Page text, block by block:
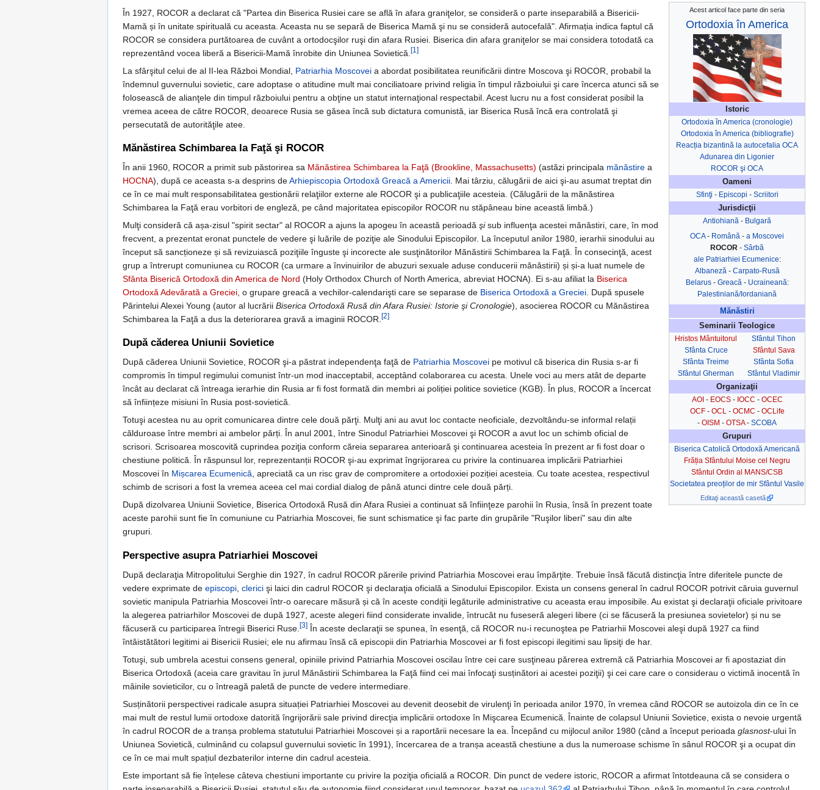
Acest articol face parte din seria
Ortodoxia în America
Istoric
Ortodoxia în America (cronologie)
Ortodoxia în America (bibliografie)
Reacția bizantină la autocefalia OCA
Adunarea din Ligonier
ROCOR şi OCA
Oameni
Sfinţi - Episcopi - Scriitori
Jurisdicţii
Antiohiană - Bulgară
OCA- Română - a Moscovei
ROCOR - Sârbă
ale Patriarhiei Ecumenice:
Albaneză - Carpato-Rusă
Belarus- Greacă - Ucraineană:
Palestiniană/Iordaniană
Mănăstiri
Seminarii Teologice
Hristos Mântuitorul
Sfânta Cruce
Sfânta Treime
Sfântul Gherman
Sfântul Tihon
Sfântul Sava
Sfânta Sofia
Sfântul Vladimir
Organizaţii
AOI- EOCS- IOCC - OCEC
OCF- OCL - OCMC - OCLife
- OISM - OTSA- SCOBA
Grupuri
Biserica Catolică Ortodoxă Americană
Frăția Sfântului Moise cel Negru
Sfântul Ordin al MANS/CSB
Societatea preoților de mir Sfântul Vasile
Editaţi această casetă
În 1927, ROCOR a declarat că "Partea din Biserica Rusiei care se află în afara graniţelor, se consideră o parte inseparabilă a Bisericii-
Mamă și în unitate spirituală cu aceasta. Aceasta nu se separă de Biserica Mamă şi nu se consideră autocefală". Afirmația indica faptul că
ROCOR se considera purtătoarea de cuvânt a ortodocşilor ruşi din afara Rusiei. Biserica din afara graniţelor se mai considera totodată ca
reprezentând vocea liberă a Bisericii-Mamă înrobite din Uniunea Sovietică. [1]
La sfârşitul celui de al II-lea Război Mondial, Patriarhia Moscovei a abordat posibilitatea reunificării dintre Moscova şi ROCOR, probabil la
îndemnul guvernului sovietic, care adoptase o atitudine mult mai conciliatoare privind religia în timpul războiului şi care încerca atunci să se
folosească de alianţele din timpul războiului pentru a obţine un statut internaţional respectabil. Acest lucru nu a fost considerat posibil la
vremea aceea de către ROCOR, deoarece Rusia se găsea încă sub dictatura comunistă, iar Biserica Rusă încă era controlată şi
persecutată de autorităţile atee.
Mănăstirea Schimbarea la Faţă şi ROCOR
În anii 1960, ROCOR a primit sub păstorirea sa Mănăstirea Schimbarea la Faţă (Brookline, Massachusetts) (astăzi principala mănăstire a
HOCNA), după ce aceasta s-a desprins deArhiepiscopia Ortodoxă Greacă a Americii . Mai târziu, călugării de aici şi-au asumat treptat din
ce în ce mai mult responsabilitatea gestionării relaţiilor externe ale ROCOR şi a publicaţiile acesteia. (Călugării de la mănăstirea
Schimbarea la Faţă erau vorbitori de engleză, pe când majoritatea episcopilor ROCOR nu stăpâneau bine această limbă.)
Mulţi consideră că așa-zisul "spirit sectar" al ROCOR a ajuns la apogeu în această perioadă şisub influenţa acestei mănăstiri, care, în mod
frecvent, a prezentat eronat punctele de vedere şi luările de poziţie ale Sinodului Episcopilor. La începutul anilor 1980, ierarhii sinodului au
început să sancționeze și să revizuiască poziţiile înguste şi incorecte ale susţinătorilor Mănăstirii Schimbarea la Faţă. În consecinţă, acest
grup a întrerupt comuniunea cu ROCOR (ca urmare a învinuirilor de abuzuri sexuale aduse conducerii mănăstirii) și și-a luat numele de
Sfânta Biserică Ortodoxă din America de Nord (Holy Orthodox Church of North America, abreviat HOCNA). Ei s-au afiliat la Biserica
Ortodoxă Adevărată a Greciei , o grupare greacă a vechilor-calendarişti care se separase de Biserica Ortodoxă a Greciei . După spusele
Părintelui Alexei Young (autor al lucrării Biserica Ortodoxă Rusă din Afara Rusiei: Istorie şi Cronologie), asocierea ROCOR cu Mănăstirea
Schimbarea la Faţă a dus la deteriorarea gravă a imaginii ROCOR. [2]
După căderea Uniunii Sovietice
După căderea Uniunii Sovietice, ROCOR şi-a păstrat independenţa faţă de Patriarhia Moscovei pe motivul că biserica din Rusia s-ar fi
compromis în timpul regimului comunist într-un mod inacceptabil, acceptând colaborarea cu acesta. Unele voci au mers atât de departe
încât au declarat că întreaga ierarhie din Rusia ar fi fost formată din membri ai poliției politice sovietice (KGB). În plus, ROCOR a încercat
să înființeze misiuni în Rusia post-sovietică.
Totuşi acestea nu au oprit comunicarea dintre cele două părţi. Mulţi ani au avut loc contacte neoficiale, dezvoltându-se informal relații
călduroase între membri ai ambelor părți. În anul 2001, între Sinodul Patriarhiei Moscovei şi ROCOR a avut loc un schimb oficial de
scrisori. Scrisoarea moscovită cuprindea poziţia conform căreia separarea anterioară şi continuarea acesteia în prezent ar fi fost doar o
chestiune politică. În răspunsul lor, reprezentanții ROCOR şi-au exprimat îngrijorarea cu privire la continuarea implicării Patriarhiei
Moscovei în Mișcarea Ecumenică, apreciată ca un risc grav de compromitere a ortodoxiei poziției acesteia. Cu toate acestea, respectivul
schimb de scrisori a fost la vremea aceea cel mai cordial dialog de până atunci dintre cele două părți.
După dizolvarea Uniunii Sovietice, Biserica Ortodoxă Rusă din Afara Rusiei a continuat să înfiinţeze parohii în Rusia, însă în prezent toate
aceste parohii sunt fie în comuniune cu Patriarhia Moscovei, fie sunt schismatice şi fac parte din grupările "Ruşilor liberi" sau din alte
grupuri.
Perspective asupra Patriarhiei Moscovei
După declaraţia Mitropolitului Serghie din 1927, în cadrul ROCOR părerile privind Patriarhia Moscovei erau împărţite. Trebuie însă făcută distincţia între diferitele puncte de
vedere exprimate de episcopi clerici şi laici din cadrul ROCOR şi declaraţia oficială a Sinodului Episcopilor. Exista un consens general în cadrul ROCOR potrivit căruia guvernul
sovietic manipula Patriarhia Moscovei într-o oarecare măsură și că în aceste condiţii legăturile administrative cu aceasta erau imposibile. Au existat şi declaraţii oficiale privitoare
la alegerea patriarhilor Moscovei de după 1927, aceste alegeri fiind considerate invalide, întrucât nu fuseseră alegeri libere (ci se făcuseră la presiunea sovietelor) și nu se
făcuseră cu participarea întregii Biserici Ruse. [3] În aceste declaraţii se spunea, în esenţă, că ROCOR nu-i recunoştea pe Patriarhii Moscovei aleşi după 1927 ca fiind
întâistătători legitimi ai Bisericii Rusiei; ele nu afirmau însă că episcopii din Patriarhia Moscovei ar fi fost episcopi ilegitimi sau lipsiţi de har.
Totuşi, sub umbrela acestui consens general, opiniile privind Patriarhia Moscovei oscilau între cei care susţineau părerea extremă că Patriarhia Moscovei ar fi apostaziat din
Biserica Ortodoxă (aceia care gravitau în jurul Mănăstirii Schimbarea la Faţă fiind cei mai înfocaţi susținători ai acestei poziţii) şi cei care care o considerau o victimă inocentă în
mâinile sovieticilor, cu o întreagă paletă de puncte de vedere intermediare.
Susținătorii perspectivei radicale asupra situației Patriarhiei Moscovei au devenit deosebit de virulenţi în perioada anilor 1970, în vremea când ROCOR se autoizola din ce în ce
mai mult de restul lumii ortodoxe datorită îngrijorării sale privind direcţia implicării ortodoxe în Mişcarea Ecumenică. Înainte de colapsul Uniunii Sovietice, exista o nevoie urgentă
în cadrul ROCOR de a tranșa problema statutului Patriarhiei Moscovei și a raportării necesare la ea. Începând cu mijlocul anilor 1980 (când a început perioada glasnost-ului în
Uniunea Sovietică, culminând cu colapsul guvernului sovietic în 1991), încercarea de a tranșa această chestiune a dus la numeroase schisme în sânul ROCOR şi a ocupat din
ce în ce mai mult spațiul dezbaterilor interne din cadrul acesteia.
Este important să fie înțelese câteva chestiuni importante cu privire la poziţia oficială a ROCOR. Din punct de vedere istoric, ROCOR a afirmat întotdeauna că se considera o